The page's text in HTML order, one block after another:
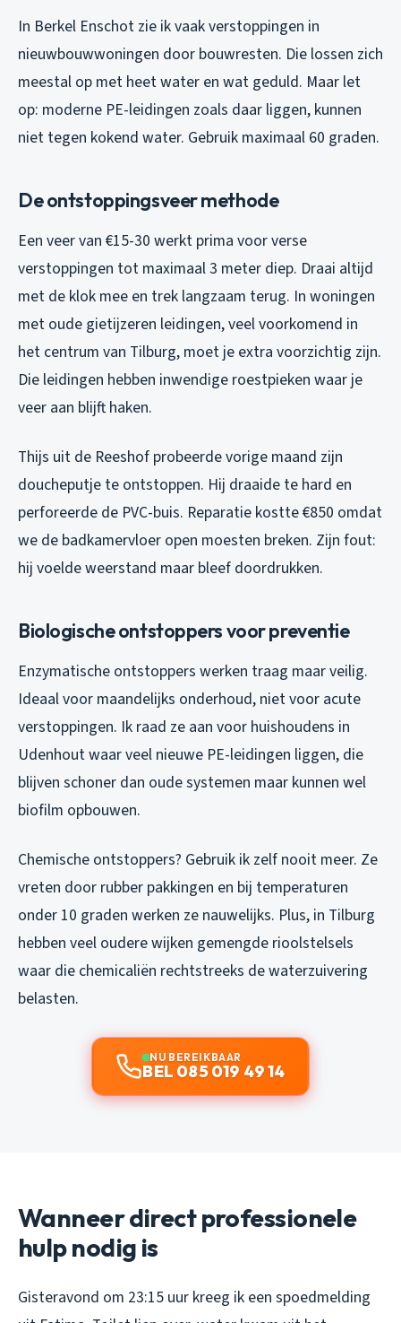
In Berkel Enschot zie ik vaak verstoppingen in
nieuwbouwwoningen door bouwresten. Die lossen zich
meestal op met heet water en wat geduld. Maar let
op: moderne PE-leidingen zoals daar liggen, kunnen
niet tegen kokend water. Gebruik maximaal 60 graden.
De ontstoppingsveer methode
Een veer van €15-30 werkt prima voor verse
verstoppingen tot maximaal 3 meter diep. Draai altijd
met de klok mee en trek langzaam terug. In woningen
met oude gietijzeren leidingen, veel voorkomend in
het centrum van Tilburg, moet je extra voorzichtig zijn.
Die leidingen hebben inwendige roestpieken waar je
veer aan blijft haken.
Thijs uit de Reeshof probeerde vorige maand zijn
doucheputje te ontstoppen. Hij draaide te hard en
perforeerde de PVC-buis. Reparatie kostte €850 omdat
we de badkamervloer open moesten breken. Zijn fout:
hij voelde weerstand maar bleef doordrukken.
Biologische ontstoppers voor preventie
Enzymatische ontstoppers werken traag maar veilig.
Ideaal voor maandelijks onderhoud, niet voor acute
verstoppingen. Ik raad ze aan voor huishoudens in
Udenhout waar veel nieuwe PE-leidingen liggen, die
blijven schoner dan oude systemen maar kunnen wel
biofilm opbouwen.
Chemische ontstoppers? Gebruik ik zelf nooit meer. Ze
vreten door rubber pakkingen en bij temperaturen
onder 10 graden werken ze nauwelijks. Plus, in Tilburg
hebben veel oudere wijken gemengde rioolstelsels
waar die chemicaliën rechtstreeks de waterzuivering
belasten.
NU BEREIKBAAR
BEL 085 019 49 14
Wanneer direct professionele
hulp nodig is
Gisteravond om 23:15 uur kreeg ik een spoedmelding